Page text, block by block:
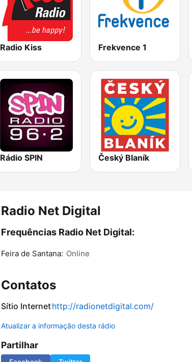
Radio Kiss Frekvence 1
Rádio SPIN Český Blaník
Radio Net Digital
Frequências Radio Net Digital:
Feira de Santana: Online
Contatos
Sítio Internethttp://radionetdigital.com/
Atualizar a informação desta rádio
Partilhar